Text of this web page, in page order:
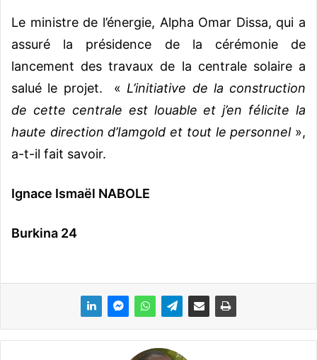
Le ministre de l’énergie, Alpha Omar Dissa, qui a
assuré la présidence de la cérémonie de
lancement des travaux de la centrale solaire a
salué le projet. « L’initiative de la construction
de cette centrale est louable et j’en félicite la
haute direction d’Iamgold et tout le personnel»,
a-t-il fait savoir.
Ignace Ismaël NABOLE
Burkina 24